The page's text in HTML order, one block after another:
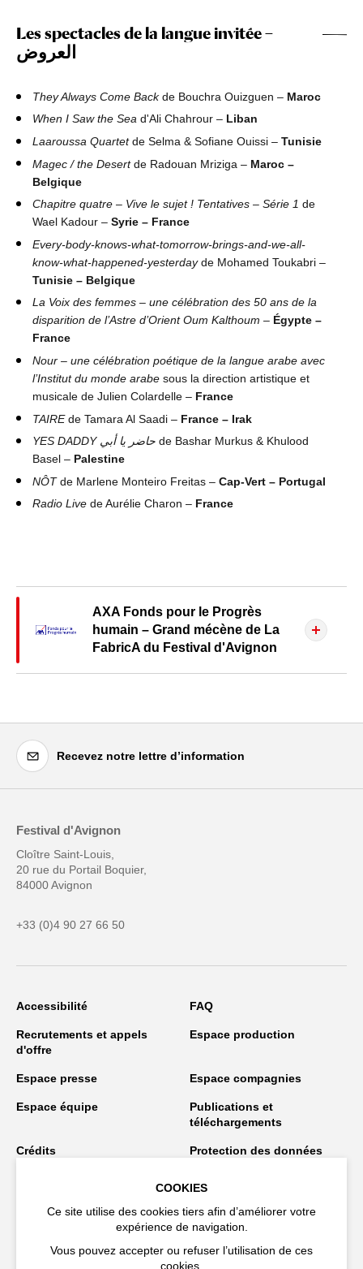
Les spectacles de la langue invitée –
العروض
They Always Come Backde Bouchra Ouizguen – Maroc
When I Saw the Sea d'Ali Chahrour – Liban
Laaroussa Quartetde Selma & Sofiane Ouissi – Tunisie
Magec / the Desertde Radouan Mriziga – Maroc –
Belgique
Chapitre quatre – Vive le sujet ! Tentatives – Série 1 de
Wael Kadour – Syrie – France
Every-body-knows-what-tomorrow-brings-and-we-all-
know-what-happened-yesterdayde Mohamed Toukabri –
Tunisie – Belgique
La Voix des femmes – une célébration des 50 ans de la
disparition de l’Astre d’Orient Oum Kalthoum – Égypte –
France
Nour – une célébration poétique de la langue arabe avec
l’Institut du monde arabe sous la direction artistique et
musicale de Julien Colardelle – France
TAIREde Tamara Al Saadi – France – Irak
YES DADDY حاضر يا أبي de Bashar Murkus & Khulood
Basel – Palestine
NÔTde Marlene Monteiro Freitas – Cap-Vert – Portugal
Radio Live de Aurélie Charon – France
AXA Fonds pour le Progrès
humain – Grand mécène de La
FabricA du Festival d'Avignon
Recevez notre lettre d’information
Festival d'Avignon
Cloître Saint-Louis,
20 rue du Portail Boquier,
84000 Avignon
+33 (0)4 90 27 66 50
Accessibilité FAQ
Recrutements et appels
d'offre
Espace production
Espace presse Espace compagnies
Espace équipe
Publications et
téléchargements
Crédits
Protection des données
Restez connecté
COOKIES
Ce site utilise des cookies tiers afin d’améliorer votre
expérience de navigation.
Vous pouvez accepter ou refuser l’utilisation de ces
cookies.